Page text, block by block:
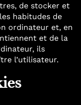
de stocker et
habitudes de
ordinateur et, en
et de la
ils
l’utilisateur.